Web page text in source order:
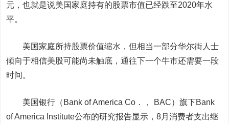
元，也就是说美国家庭持有的股票市值已经跌至2020年水
平。
美国家庭所持股票价值缩水，但相当一部分华尔街人士
倾向于相信美股可能尚未触底，通往下一个牛市还需要一段
时间。
美国银行 （Bank of America Co．， BAC）旗下Bank
of America Institute公布的研究报告显示，8月消费者支出继